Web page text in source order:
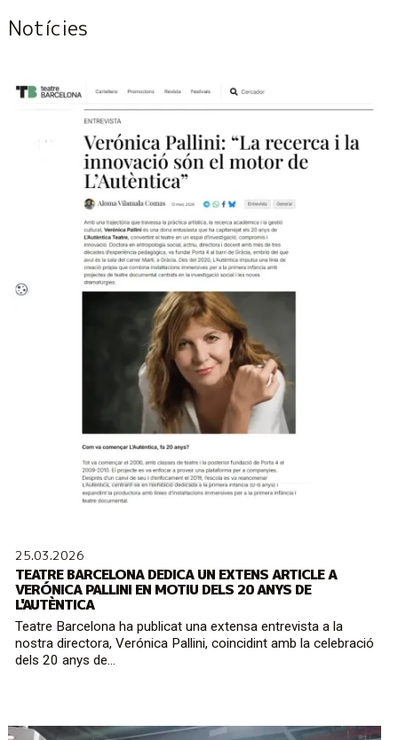
Notícies
25.03.2026
TEATRE BARCELONA DEDICA UN EXTENS ARTICLE A
VERÓNICA PALLINI EN MOTIU DELS 20 ANYS DE
L'AUTÈNTICA
Teatre Barcelona ha publicat una extensa entrevista a la
nostra directora, Verónica Pallini, coincidint amb la celebració
dels 20 anys de...